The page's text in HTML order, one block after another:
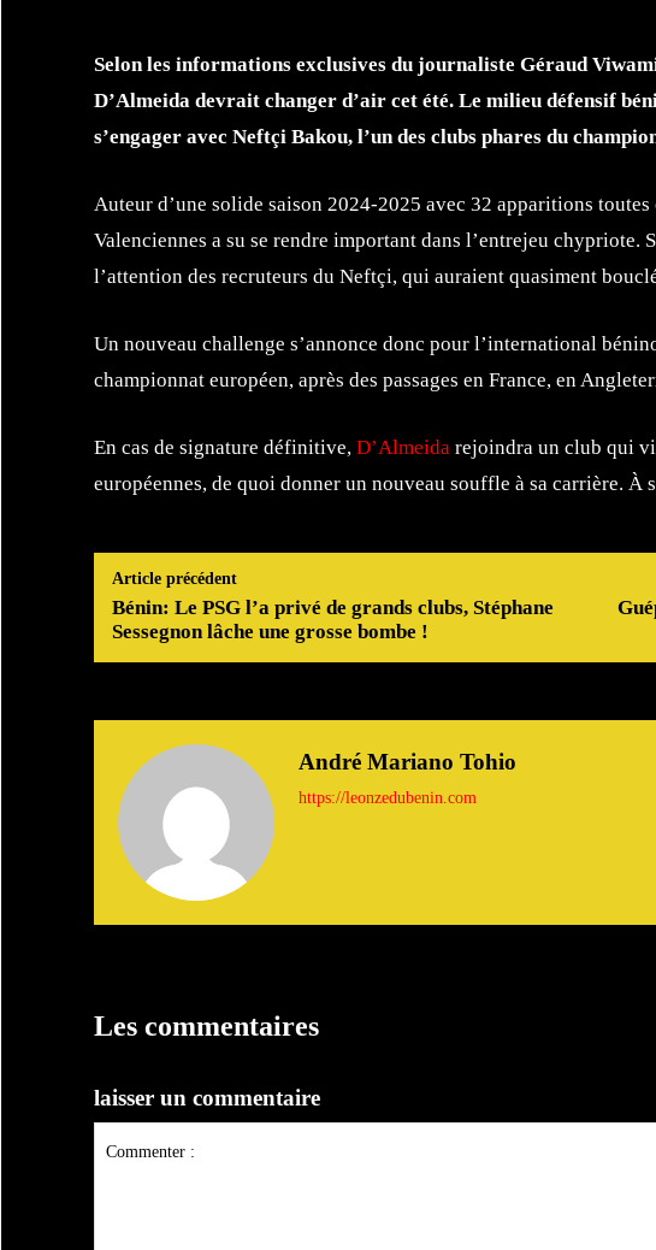
Selon les informations exclusives du journaliste Géraud
D’Almeida devrait changer d’air cet été. Le milieu défensif
s’engager avec Neftçi Bakou, l’un des clubs phares du
Auteur d’une solide saison 2024-2025 avec 32 apparitions
Valenciennes a su se rendre important dans l’entrejeu chypriote.
l’attention des recruteurs du Neftçi, qui auraient quasiment
Un nouveau challenge s’annonce donc pour l’international
championnat européen, après des passages en France, en
En cas de signature définitive, D’Almeida rejoindra un club qui
européennes, de quoi donner un nouveau souffle à sa carrière. À
Article précédent
Bénin: Le PSG l’a privé de grands clubs, Stéphane
Sessegnon lâche une grosse bombe !
André Mariano Tohio
https://leonzedubenin.com
Les commentaires
laisser un commentaire